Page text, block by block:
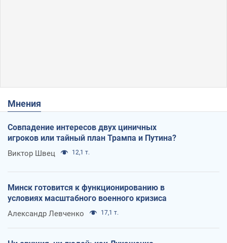
Мнения
Совпадение интересов двух циничных
игроков или тайный план Трампа и Путина?
Виктор Швец 12,1 т.
Минск готовится к функционированию в
условиях масштабного военного кризиса
Александр Левченко 17,1 т.